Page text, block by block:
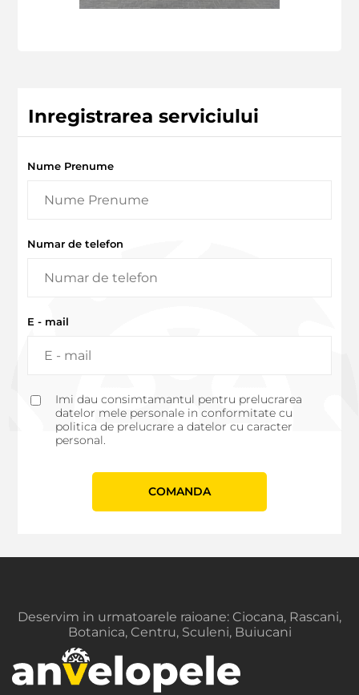
Inregistrarea serviciului
Nume Prenume
Numar de telefon
E - mail
Imi dau consimtamantul pentru prelucrarea
datelor mele personale in conformitate cu
politica de prelucrare a datelor cu caracter
personal.
СOMANDA
Deservim in urmatoarele raioane: Ciocana, Rascani,
Botanica, Centru, Sculeni, Buiucani